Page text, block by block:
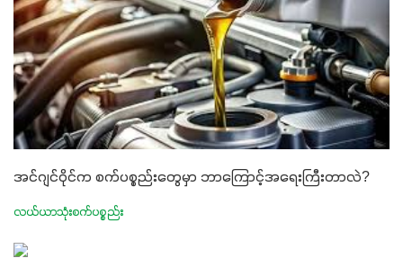
အင်ဂျင်ဝိုင်က စက်ပစ္စည်းတွေမှာ ဘာကြောင့်အရေးကြီးတာလဲ?
လယ်ယာသုံးစက်ပစ္စည်း